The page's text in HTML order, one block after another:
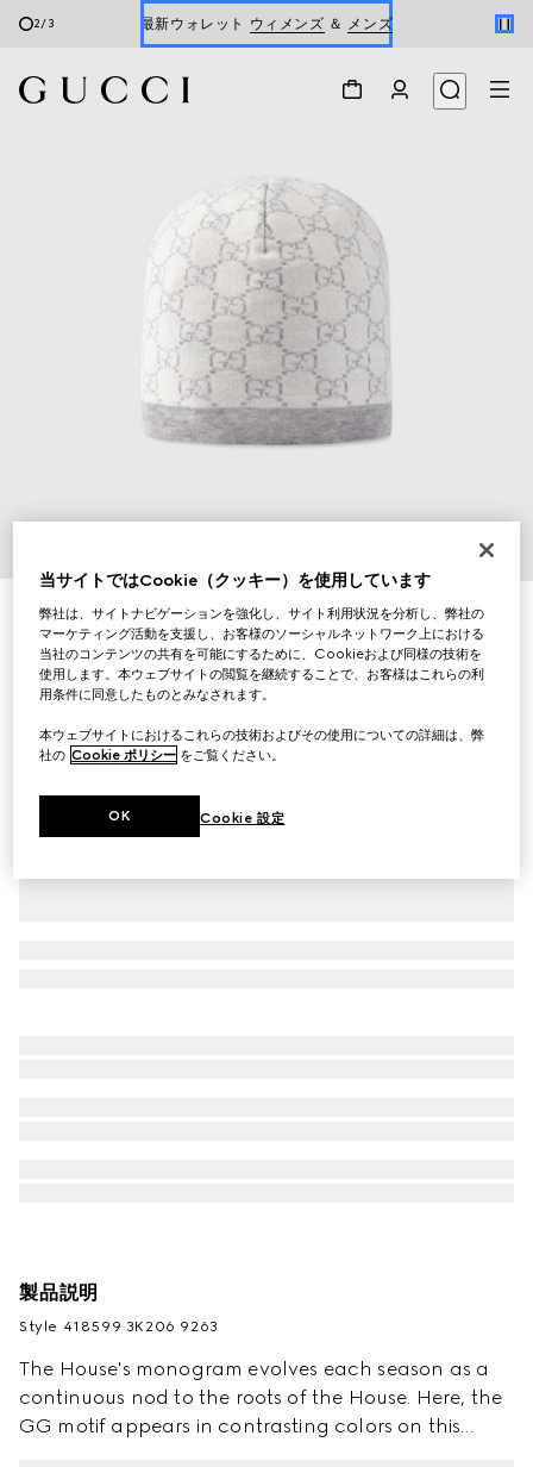
2/3 最新ウォレット ウィメンズ ＆ メンズ
〔ベビー〕 GGパターン ウール ハット
￥28,600
（税込）
バリエーションホワイト＆グレー GG ウール
製品説明
Style ‎418599 3K206 9263
The House's monogram evolves each season as a
continuous nod to the roots of the House. Here, the
GG motif appears in contrasting colors on this
当サイトではCookie（クッキー）を使用しています
弊社は、サイトナビゲーションを強化し、サイト利用状況を分析し、弊社の
マーケティング活動を支援し、お客様のソーシャルネットワーク上における
当社のコンテンツの共有を可能にするために、Cookieおよび同様の技術を
使用します。本ウェブサイトの閲覧を継続することで、お客様はこれらの利
用条件に同意したものとみなされます。
本ウェブサイトにおけるこれらの技術およびその使用についての詳細は、弊
社の Cookie ポリシー をご覧ください。
Cookie 設定
OK